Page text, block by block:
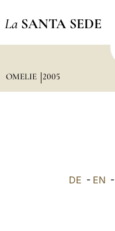
La SANTA SEDE
OMELIE 2005
DE - EN -